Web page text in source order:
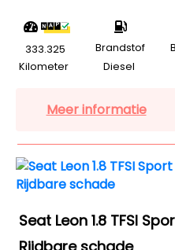
333.325
Kilometer
Brandstof
Diesel
Meer informatie
Seat Leon 1.8 TFSI